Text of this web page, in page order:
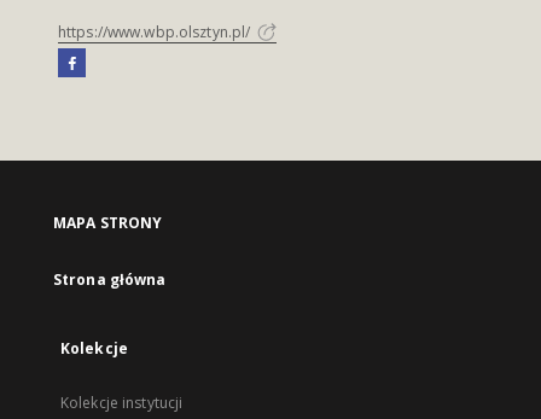
https://www.wbp.olsztyn.pl/
MAPA STRONY
Strona główna
Kolekcje
Kolekcje instytucji